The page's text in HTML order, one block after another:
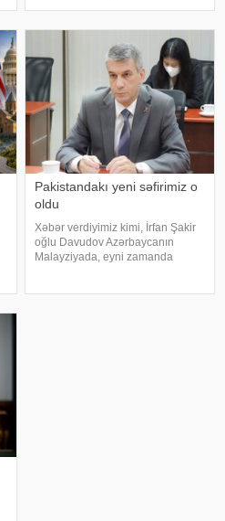
Paşinyanın onu xeyriyyəçiliklə
xəbərdarlığına münasibət bildirib.
Ermənista
Pakistandakı yeni səfirimiz o
oldu
Xəbər verdiyimiz kimi, İrfan Şakir
oğlu Davudov Azərbaycanın
Malayziyada, eyni zamanda